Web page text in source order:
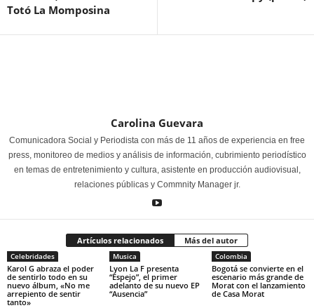
Totó La Momposina
Carolina Guevara
Comunicadora Social y Periodista con más de 11 años de experiencia en free
press, monitoreo de medios y análisis de información, cubrimiento periodístico
en temas de entretenimiento y cultura, asistente en producción audiovisual,
relaciones públicas y Commnity Manager jr.
Artículos relacionados Más del autor
Celebridades
Karol G abraza el poder
de sentirlo todo en su
nuevo álbum, «No me
arrepiento de sentir
tanto»
Musica
Lyon La F presenta
“Espejo”, el primer
adelanto de su nuevo EP
“Ausencia”
Colombia
Bogotá se convierte en el
escenario más grande de
Morat con el lanzamiento
de Casa Morat